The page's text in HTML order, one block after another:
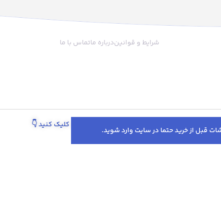
دنبال رنگ‌های خاصی
بسیار مناسبی است
زیادی دارد. این پتو
کمتر از یک‌
گرم و راحت را برایتان
محصول علاوه بر لطافت و وزن کم آن از
گرما دهی خوبی برخوردار است و شما
می توانید آن را به عنوان یک روتختی
چهار فصل تهیه نمایید.
شرایط و قوانیندرباره ماتماس با ما
پیگیری سفارش از طریق واتساپ کلیک کنید👇